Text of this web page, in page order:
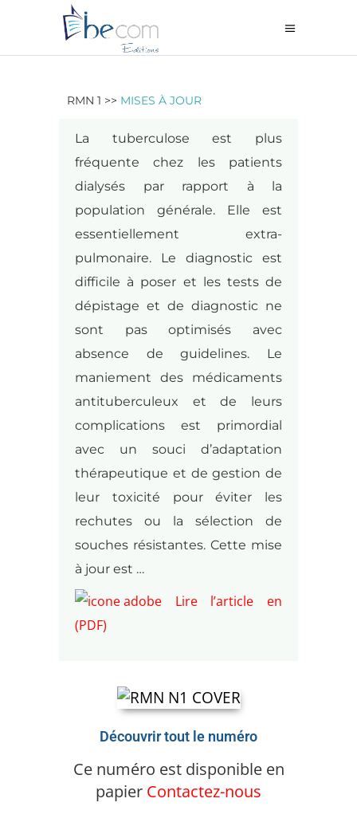
RMN 1 >> MISES À JOUR
La tuberculose est plus
fréquente chez les patients
dialysés par rapport à la
population générale. Elle est
essentiellement extra-
pulmonaire. Le diagnostic est
difficile à poser et les tests de
dépistage et de diagnostic ne
sont pas optimisés avec
absence de guidelines. Le
maniement des médicaments
antituberculeux et de leurs
complications est primordial
avec un souci d’adaptation
thérapeutique et de gestion de
leur toxicité pour éviter les
rechutes ou la sélection de
souches résistantes. Cette mise
à jour est …
Lire l’article en
(PDF)
Découvrir tout le numéro
Ce numéro est disponible en
papier Contactez-nous